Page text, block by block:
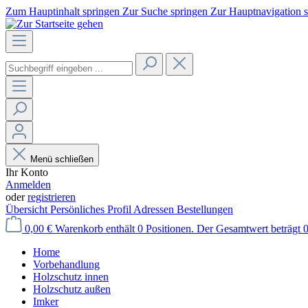
Zum Hauptinhalt springen Zur Suche springen Zur Hauptnavigation
Menü schließen
Ihr Konto
Anmelden
oderregistrieren
Übersicht Persönliches Profil Adressen Bestellungen
0,00 € Warenkorb enthält 0 Positionen. Der Gesamtwert beträgt
Home
Vorbehandlung
Holzschutz innen
Holzschutz außen
Imker